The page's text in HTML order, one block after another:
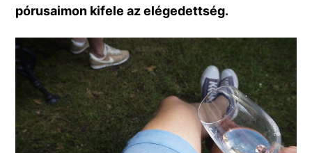
pórusaimon kifele az elégedettség.